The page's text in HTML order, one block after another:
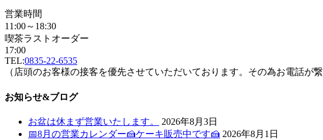
営業時間
11:00～18:30
喫茶ラストオーダー
17:00
TEL:0835-22-6535
（店頭のお客様の接客を優先させていただいております。その為お電話が
お知らせ&ブログ
お盆は休まず営業いたします。
2026年8月3日
📅8月の営業カレンダー🍰ケーキ販売中です🍰 2026年8月1日